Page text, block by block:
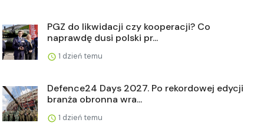
PGZ do likwidacji czy kooperacji? Co
naprawdę dusi polski pr...
1 dzień temu
Defence24 Days 2027. Po rekordowej edycji
branża obronna wra...
1 dzień temu